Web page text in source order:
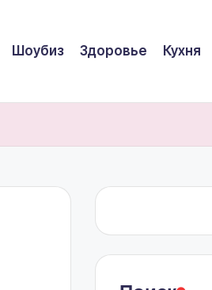
Шоубиз Здоровье Кухня